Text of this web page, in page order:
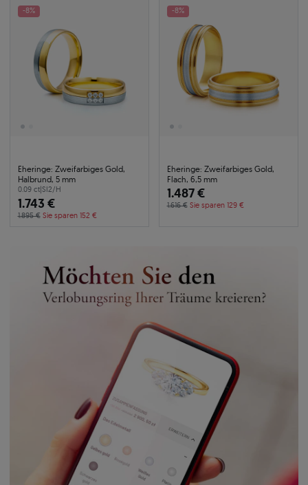
-8%
Eheringe: Zweifarbiges Gold,
Halbrund, 5 mm
0.09 ct|SI2/H
1.743 €
1.895 € Sie sparen 152 €
-8%
Eheringe: Zweifarbiges Gold,
Flach, 6,5 mm
1.487 €
1.616 € Sie sparen 129 €